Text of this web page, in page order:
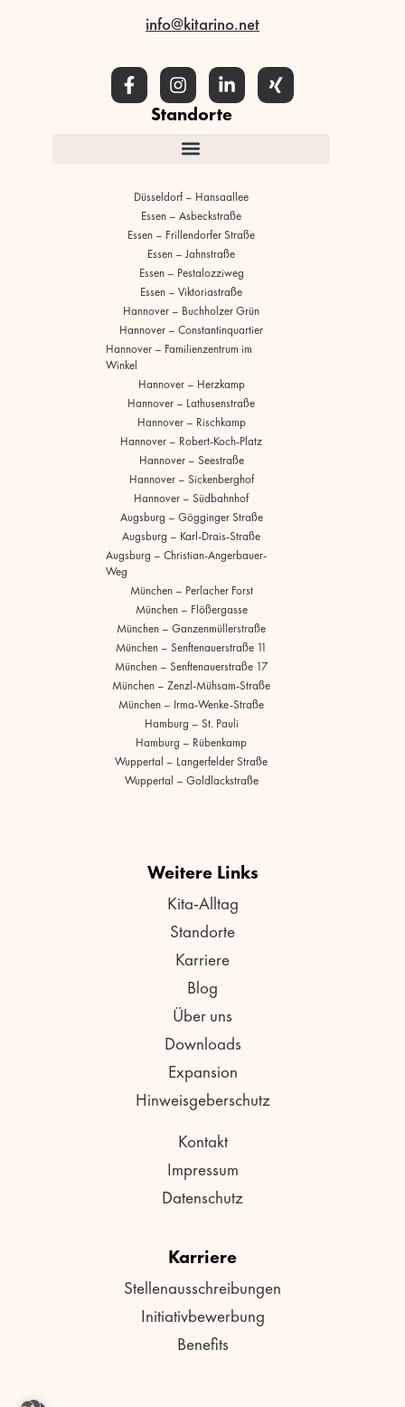
info@kitarino.net
Standorte
Düsseldorf – Hansaallee
Essen – Asbeckstraße
Essen – Frillendorfer Straße
Essen – Jahnstraße
Essen – Pestalozziweg
Essen – Viktoriastraße
Hannover – Buchholzer Grün
Hannover – Constantinquartier
Hannover – Familienzentrum im
Winkel
Hannover – Herzkamp
Hannover – Lathusenstraße
Hannover – Rischkamp
Hannover – Robert-Koch-Platz
Hannover – Seestraße
Hannover – Sickenberghof
Hannover – Südbahnhof
Augsburg – Gögginger Straße
Augsburg – Karl-Drais-Straße
Augsburg – Christian-Angerbauer-
Weg
München – Perlacher Forst
München – Flößergasse
München – Ganzenmüllerstraße
München – Senftenauerstraße 11
München – Senftenauerstraße 17
München – Zenzl-Mühsam-Straße
München – Irma-Wenke-Straße
Hamburg – St. Pauli
Hamburg – Rübenkamp
Wuppertal – Langerfelder Straße
Wuppertal – Goldlackstraße
Weitere Links
Kita-Alltag
Standorte
Karriere
Blog
Über uns
Downloads
Expansion
Hinweisgeberschutz
Kontakt
Impressum
Datenschutz
Karriere
Stellenausschreibungen
Initiativbewerbung
Benefits